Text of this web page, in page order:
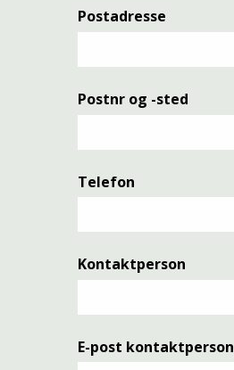
Postadresse
Postnr og -sted
Telefon
Kontaktperson
E-post kontaktperson